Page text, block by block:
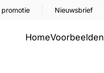
promotie Nieuwsbrief
HomeVoorbeelden